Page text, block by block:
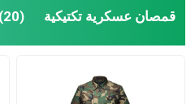
قمصان عسكرية تكتيكية (20)